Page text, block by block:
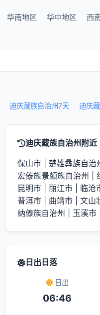
华南地区 华中地区 西
迪庆藏族自治州7天 迪庆
迪庆藏族自治州附近
保山市 楚雄彝族自治
宏傣族景颇族自治州
昆明市
丽江市 临沧
普洱市
曲靖市 文山
纳傣族自治州
玉溪市
日出日落
日出
06:46